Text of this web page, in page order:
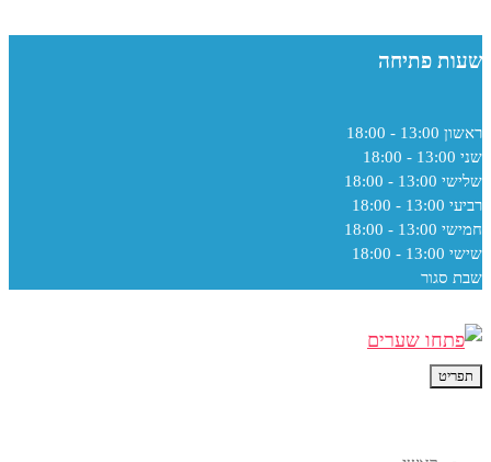
שעות פתיחה
ראשון 13:00 - 18:00
שני 13:00 - 18:00
שלישי 13:00 - 18:00
רביעי 13:00 - 18:00
חמישי 13:00 - 18:00
שישי 13:00 - 18:00
שבת סגור
תפריט